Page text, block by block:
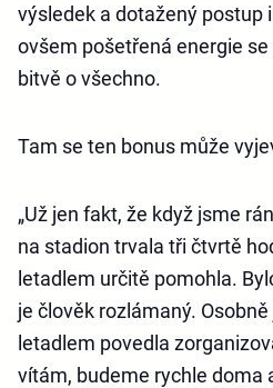
výsledek a dotažený postup
ovšem pošetřená energie
bitvě o všechno.
Tam se ten bonus může
„Už jen fakt, že když jsme
na stadion trvala tři čtvrtě
letadlem určitě pomohla.
je člověk rozlámaný.
letadlem povedla
vítám, budeme rychle doma